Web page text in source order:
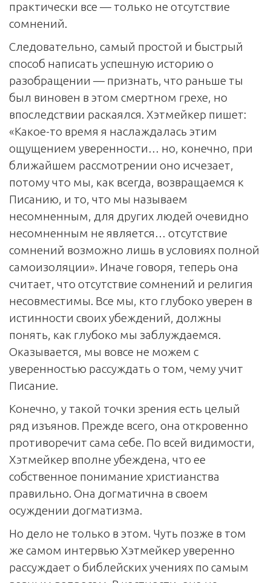
практически все — только не отсутствие
сомнений.
Следовательно, самый простой и быстрый
способ написать успешную историю о
разобращении — признать, что раньше ты
был виновен в этом смертном грехе, но
впоследствии раскаялся. Хэтмейкер пишет:
«Какое-то время я наслаждалась этим
ощущением уверенности… но, конечно, при
ближайшем рассмотрении оно исчезает,
потому что мы, как всегда, возвращаемся к
Писанию, и то, что мы называем
несомненным, для других людей очевидно
несомненным не является… отсутствие
сомнений возможно лишь в условиях полной
самоизоляции». Иначе говоря, теперь она
считает, что отсутствие сомнений и религия
несовместимы. Все мы, кто глубоко уверен в
истинности своих убеждений, должны
понять, как глубоко мы заблуждаемся.
Оказывается, мы вовсе не можем с
уверенностью рассуждать о том, чему учит
Писание.
Конечно, у такой точки зрения есть целый
ряд изъянов. Прежде всего, она откровенно
противоречит сама себе. По всей видимости,
Хэтмейкер вполне убеждена, что ее
собственное понимание христианства
правильно. Она догматична в своем
осуждении догматизма.
Но дело не только в этом. Чуть позже в том
же самом интервью Хэтмейкер уверенно
рассуждает о библейских учениях по самым